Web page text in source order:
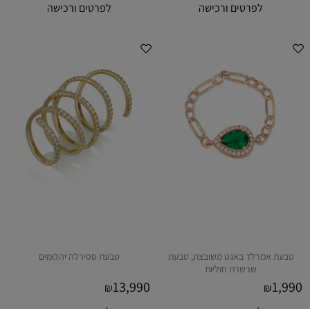
לפרטים ורכישה לפרטים ורכישה
טבעת אמרלד באגט משובצת, טבעת
שרשרת חוליות
₪1,990
טבעת ספירלה יהלומים
₪13,990